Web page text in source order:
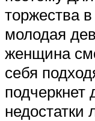
торжества в
молодая
женщина
себя
подчеркнет